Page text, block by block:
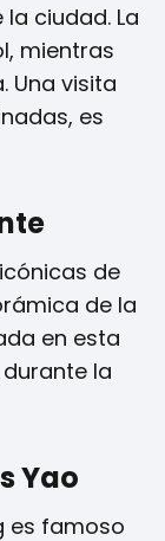
ciudad. La
mientras
Una visita
es
de
de la
en esta
la
Yao
es famoso